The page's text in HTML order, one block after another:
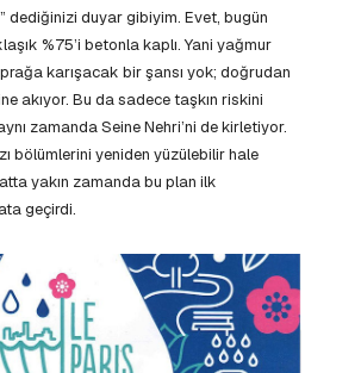
dediğinizi duyar gibiyim. Evet, bugün
%75’i betonla kaplı. Yani yağmur
karışacak bir şansı yok; doğrudan
akıyor. Bu da sadece taşkın riskini
zamanda Seine Nehri’ni de kirletiyor.
bölümlerini yeniden yüzülebilir hale
yakın zamanda bu plan ilk
geçirdi.